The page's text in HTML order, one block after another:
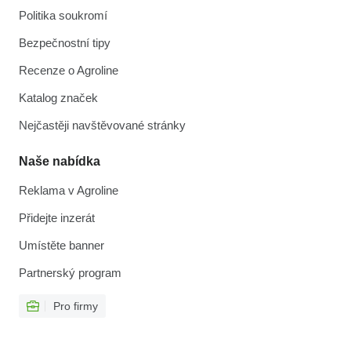
Politika soukromí
Bezpečnostní tipy
Recenze o Agroline
Katalog značek
Nejčastěji navštěvované stránky
Naše nabídka
Reklama v Agroline
Přidejte inzerát
Umístěte banner
Partnerský program
Pro firmy